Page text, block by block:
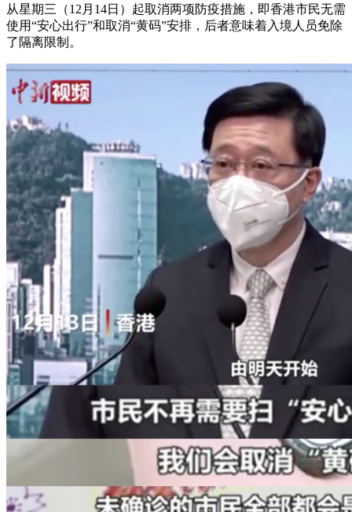
从星期三（12月14日）起取消两项防疫措施，即香港市民无需
使用“安心出行”和取消“黄码”安排，后者意味着入境人员免除
了隔离限制。